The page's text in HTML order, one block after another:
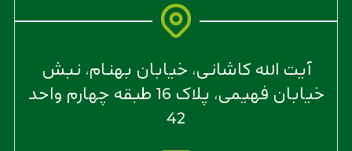
آیت الله کاشانی، خیابان بهنام، نبش
خیابان فهیمی، پلاک 16 طبقه چهارم واحد
42